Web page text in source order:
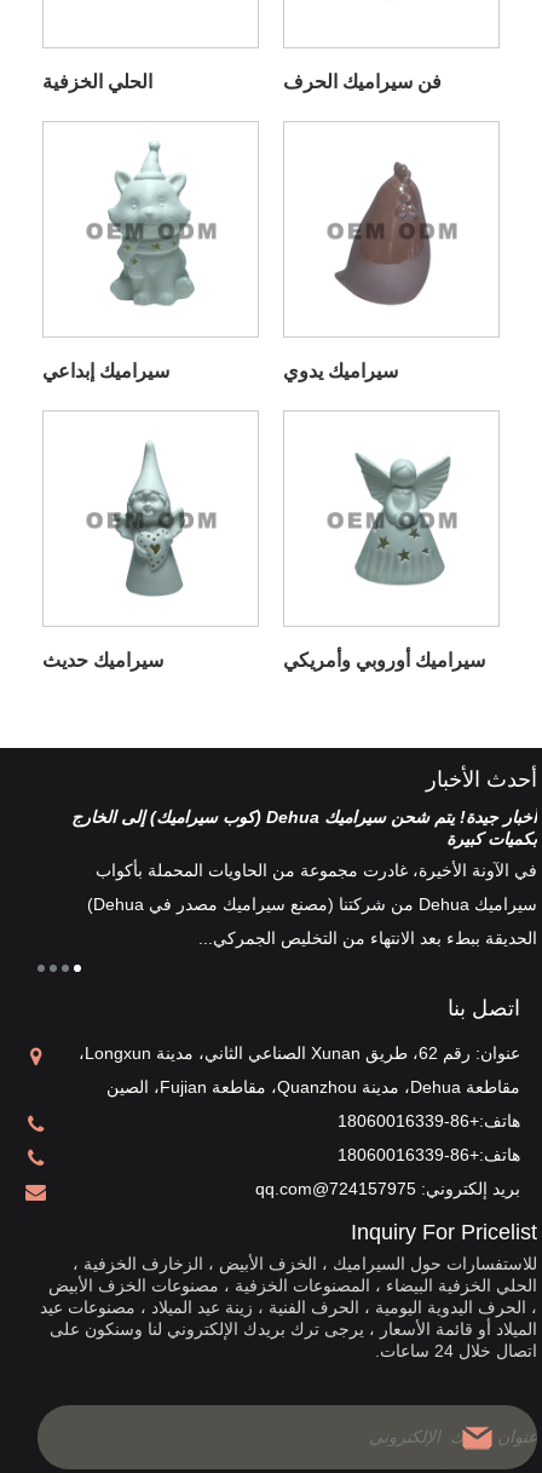
الحلي الخزفية فن سيراميك الحرف
سيراميك إبداعي سيراميك يدوي
سيراميك حديث سيراميك أوروبي وأمريكي
أحدث الأخبار
أخبار جيدة! يتم شحن سيراميك Dehua (كوب سيراميك) إلى الخارج
بكميات كبيرة
في الآونة الأخيرة، غادرت مجموعة من الحاويات المحملة بأكواب
سيراميك Dehua من شركتنا (مصنع سيراميك مصدر في Dehua)
الحديقة ببطء بعد الانتهاء من التخليص الجمركي...
اتصل بنا
عنوان: رقم 62، طريق Xunan الصناعي الثاني، مدينة Longxun،
مقاطعة Dehua، مدينة Quanzhou، مقاطعة Fujian، الصين
هاتف:+86-18060016339
هاتف:+86-18060016339
بريد إلكتروني: 724157975@qq.com
Inquiry For Pricelist
للاستفسارات حول السيراميك ، الخزف الأبيض ، الزخارف الخزفية ،
الحلي الخزفية البيضاء ، المصنوعات الخزفية ، مصنوعات الخزف الأبيض
، الحرف اليدوية اليومية ، الحرف الفنية ، زينة عيد الميلاد ، مصنوعات عيد
الميلاد أو قائمة الأسعار ، يرجى ترك بريدك الإلكتروني لنا وسنكون على
اتصال خلال 24 ساعات.